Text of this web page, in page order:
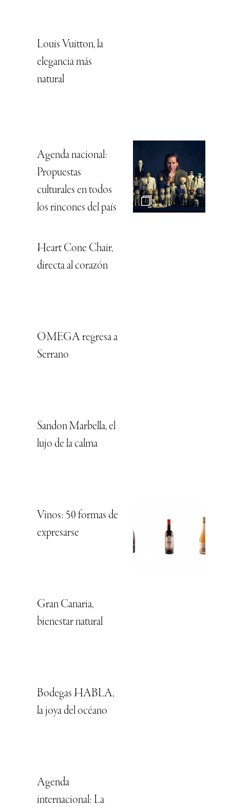
Louis Vuitton, la
elegancia más
natural
Agenda nacional:
Propuestas
culturales en todos
los rincones del país
Heart Cone Chair,
directa al corazón
OMEGA regresa a
Serrano
Sandon Marbella, el
lujo de la calma
Vinos: 50 formas de
expresarse
Gran Canaria,
bienestar natural
Bodegas HABLA,
la joya del océano
Agenda
internacional: La